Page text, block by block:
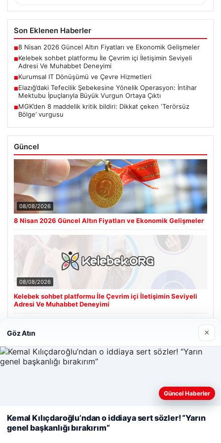
Son Eklenen Haberler
■8 Nisan 2026 Güncel Altın Fiyatları ve Ekonomik Gelişmeler
■Kelebek sohbet platformu İle Çevrim içi İletişimin Seviyeli
Adresi Ve Muhabbet Deneyimi
■Kurumsal IT Dönüşümü ve Çevre Hizmetleri
■Elazığ’daki Tefecilik Şebekesine Yönelik Operasyon: İntihar
Mektubu İpuçlarıyla Büyük Vurgun Ortaya Çıktı
■MGK’den 8 maddelik kritik bildiri: Dikkat çeken ‘Terörsüz
Bölge’ vurgusu
Güncel
08/08/2026
8 Nisan 2026 Güncel Altın Fiyatları ve Ekonomik Gelişmeler
08/08/2026
Kelebek sohbet platformu İle Çevrim içi İletişimin Seviyeli
Adresi Ve Muhabbet Deneyimi
Cengiz Sigorta
Web sitemizi nasıl kullandığınızı daha iyi anlayabilmek,
kullanıyoruz.
Çerez Politikamız
Reddet Kabul Et
Göz Atın ×
Güncel Haberler
Kemal Kılıçdaroğlu’ndan o iddiaya sert sözler! “Yarın
genel başkanlığı bırakırım”